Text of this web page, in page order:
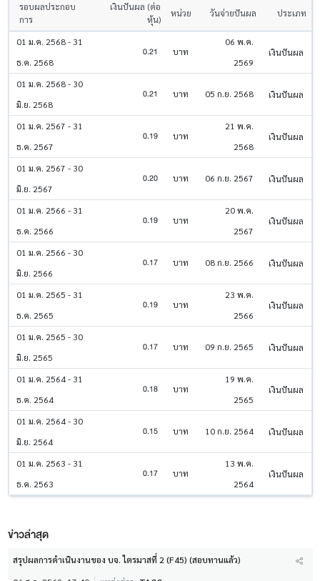
รอบผลประกอบ
การ
เงินปันผล (ต่อ
หุ้น)
หน่วย วันจ่ายปันผล ประเภท
01 ม.ค. 2568 - 31
ธ.ค. 2568
0.21 บาท
06 พ.ค.
2569
เงินปันผล
01 ม.ค. 2568 - 30
มิ.ย. 2568
0.21 บาท 05 ก.ย. 2568 เงินปันผล
01 ม.ค. 2567 - 31
ธ.ค. 2567
0.19 บาท
21 พ.ค.
2568
เงินปันผล
01 ม.ค. 2567 - 30
มิ.ย. 2567
0.20 บาท 06 ก.ย. 2567 เงินปันผล
01 ม.ค. 2566 - 31
ธ.ค. 2566
0.19 บาท
20 พ.ค.
2567
เงินปันผล
01 ม.ค. 2566 - 30
มิ.ย. 2566
0.17 บาท 08 ก.ย. 2566 เงินปันผล
01 ม.ค. 2565 - 31
ธ.ค. 2565
0.19 บาท
23 พ.ค.
2566
เงินปันผล
01 ม.ค. 2565 - 30
มิ.ย. 2565
0.17 บาท 09 ก.ย. 2565 เงินปันผล
01 ม.ค. 2564 - 31
ธ.ค. 2564
0.18 บาท
19 พ.ค.
2565
เงินปันผล
01 ม.ค. 2564 - 30
มิ.ย. 2564
0.15 บาท 10 ก.ย. 2564 เงินปันผล
01 ม.ค. 2563 - 31
ธ.ค. 2563
0.17 บาท
13 พ.ค.
2564
เงินปันผล
ข่าวล่าสุด
สรุปผลการดำเนินงานของ บจ. ไตรมาสที่ 2 (F45) (สอบทานแล้ว)